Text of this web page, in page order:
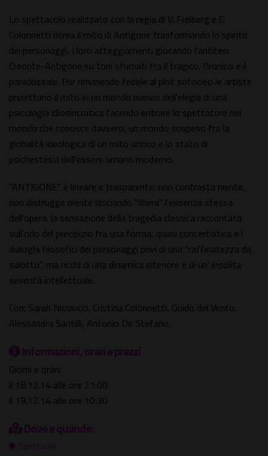
Lo spettacolo realizzato con la regia di V. Freiberg e C.
Colonnetti ricrea il mito di Antigone trasformando lo spirito
dei personaggi, i loro atteggiamenti giocando l'antitesi
Creonte-Antigone su toni sfumati fra il tragico, l'ironico e il
paradossale. Pur rimanendo fedele al plot sofocleo le artiste
proiettano il mito in un mondo nuovo: dell'elegia di una
psicologia idiosincratica facendo entrare lo spettatore nel
mondo che conosce davvero, un mondo sospeso fra la
globalità ideologica di un mito antico e lo stato di
psichestesia dell'essere umano moderno.
"ANTIGONE" è lineare e trasparente: non contrasta niente,
non distrugge niente lasciando "libera" l'essenza stessa
dell'opera: la sensazione della tragedia classica raccontata
sull'orlo del precipizio fra una forma, quasi concertistica e i
dialoghi filosofici dei personaggi privi di una “raffinatezza da
salotto”, ma ricchi di una dinamica interiore e di un' insolita
severità intellettuale.
Con: Sarah Nicolucci, Cristina Colonnetti, Guido del Vento,
Alessandra Santilli, Antonio De Stefano.
Informazioni, orari e prezzi
Giorni e orari:
il 18.12.14 alle ore 21:00
il 19.12.14 alle ore 10:30
Dove e quando
Spettacoli